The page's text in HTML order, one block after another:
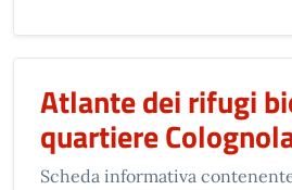
Atlante dei rifugi
quartiere
Scheda informativa